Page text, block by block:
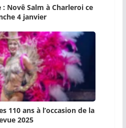
Novê Salm à Charleroi ce
4 janvier
110 ans à l’occasion de la
2025